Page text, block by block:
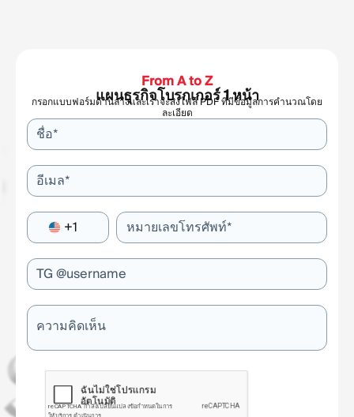
From A to Z
แผนธุรกิจโบรกเกอร์ 1 หน้า
กรอกแบบฟอร์มด้านล่างและเราจะส่งไฟล์ PDF ที่มีข้อมูลการคำนวณโดย
ละเอียด
ชื่อ*
อีเมล*
+1 หมายเลขโทรศัพท์*
TG @username
ความคิดเห็น